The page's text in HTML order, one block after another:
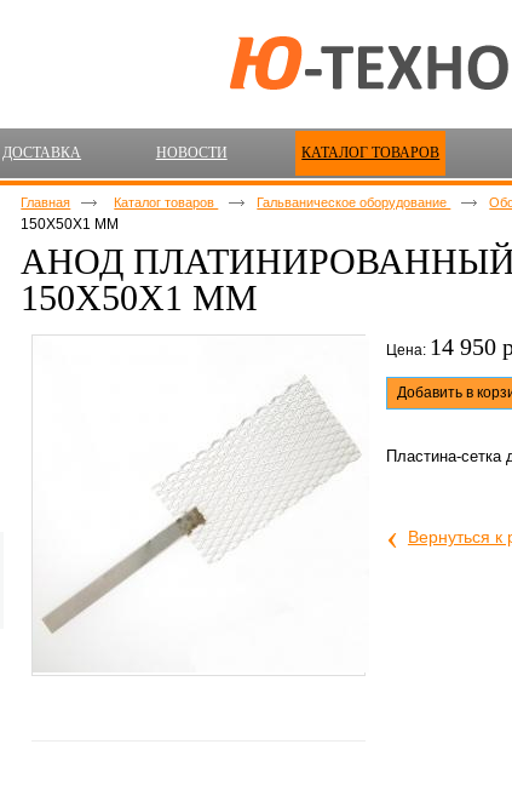
ДОСТАВКА НОВОСТИ КАТАЛОГ ТОВАРОВ
Главная Каталог товаров Гальваническое оборудование
150Х50Х1 ММ
АНОД
150Х50Х1 ММ
Цена: 14 950
Добавить в
Пластина-сетка
‹ Вернуться к